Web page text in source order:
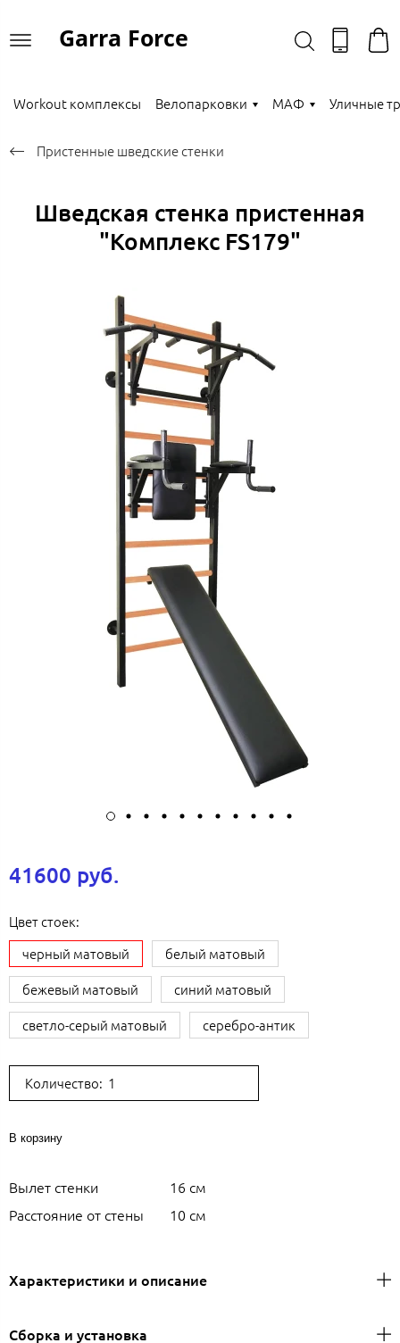
Garra Force
Workout комплексы Велопарковки МАФ Уличные
Пристенные шведские стенки
Шведская стенка пристенная
"Комплекс FS179"
41600 руб.
Цвет стоек:
черный матовый
белый матовый
бежевый матовый
синий матовый
светло-серый матовый
серебро-антик
Количество:
В корзину
Вылет стенки
16 см
Расстояние от стены
10 см
Характеристики и описание
Сборка и установка